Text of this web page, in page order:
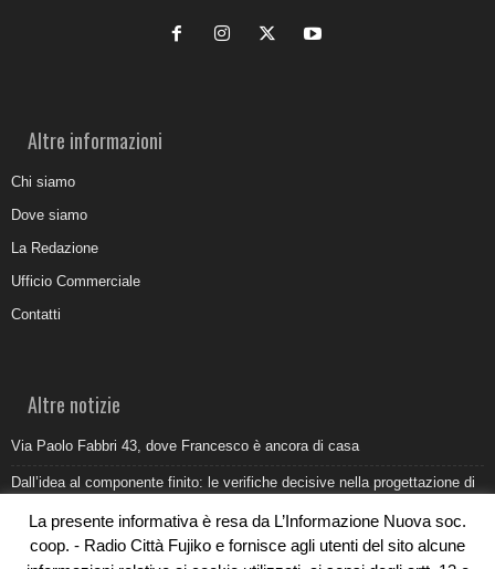
Altre informazioni
Chi siamo
Dove siamo
La Redazione
Ufficio Commerciale
Contatti
Altre notizie
Via Paolo Fabbri 43, dove Francesco è ancora di casa
Dall’idea al componente finito: le verifiche decisive nella progettazione di
Belvedere Marittimo e il report ARPACAL 2026 sulla qualità del mare
La presente informativa è resa da L’Informazione Nuova soc.
coop. - Radio Città Fujiko e fornisce agli utenti del sito alcune